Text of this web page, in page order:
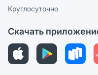
Политика рекомендаций
Этика и соответствие
Политика в отношении
Круглосуточно
Скачать